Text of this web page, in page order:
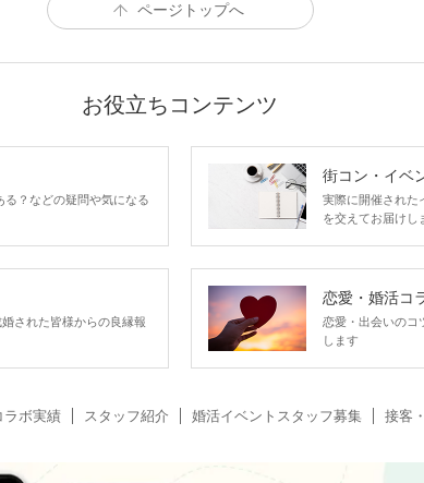
ページトップへ
お役立ちコンテンツ
？などの疑問や気になる
街コン・イベ
実際に開催された
を交えてお届けし
された皆様からの良縁報
恋愛・婚活コ
恋愛・出会いのコ
します
ラボ実績 スタッフ紹介 婚活イベントスタッフ募集 接客